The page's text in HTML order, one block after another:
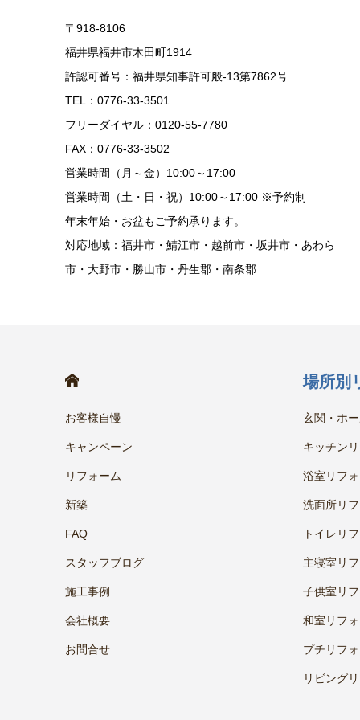
〒918-8106
福井県福井市木田町1914
許認可番号：福井県知事許可般-13第7862号
TEL：0776-33-3501
フリーダイヤル：0120-55-7780
FAX：0776-33-3502
営業時間（月～金）10:00～17:00
営業時間（土・日・祝）10:00～17:00 ※予約制
年末年始・お盆もご予約承ります。
対応地域：福井市・鯖江市・越前市・坂井市・あわら
市・大野市・勝山市・丹生郡・南条郡
お客様自慢
キャンペーン
リフォーム
新築
FAQ
スタッフブログ
施工事例
会社概要
お問合せ
場所別
玄関・ホ
キッチン
浴室リフ
洗面所リ
トイレリ
主寝室リ
子供室リ
和室リフ
プチリフ
リビング